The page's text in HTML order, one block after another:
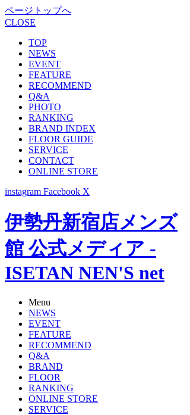
ページトップへ
CLOSE
TOP
NEWS
EVENT
FEATURE
RECOMMEND
Q&A
PHOTO
RANKING
BRAND INDEX
FLOOR GUIDE
SERVICE
CONTACT
ONLINE STORE
instagram Facebook X
伊勢丹新宿店メンズ
館 公式メディア -
ISETAN NEN'S net
Menu
NEWS
EVENT
FEATURE
RECOMMEND
Q&A
BRAND
FLOOR
RANKING
ONLINE STORE
SERVICE